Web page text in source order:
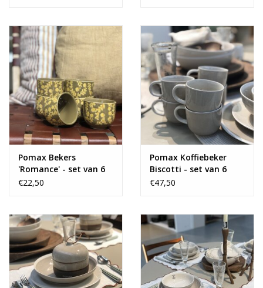
Pomax Bekers
'Romance' - set van 6
€22,50
Pomax Koffiebeker
Biscotti - set van 6
€47,50